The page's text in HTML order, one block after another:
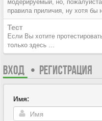
модерируемый, но,
правила приличия, ну хотя бы
Тест
Если Вы хотите
только здесь ...
ВХОД • РЕГИСТРАЦИЯ
Имя: